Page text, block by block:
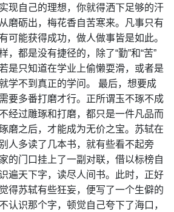
现自己的理想，你就得洒下足够的汗
磨砺出，梅花香自苦寒来。凡事只有
可能获得成功，做人做事皆是如此。
，都是没有捷径的，除了“勤”和“苦”
是只知道在学业上偷懒耍滑，或者是
学不到真正的学问。 最后，想要成
要多番打磨才行。正所谓玉不琢不成
经过雕琢和打磨，都只是一件凡品而
磨之后，才能成为无价之宝。苏轼在
人多读了几本书，就有些看不起旁
的门口挂上了一副对联，借以标榜自
遍天下字，读尽人间书。此时，正好
得苏轼有些狂妄，便写了一个生僻的
认识那个字，顿觉自己夸下了海口，